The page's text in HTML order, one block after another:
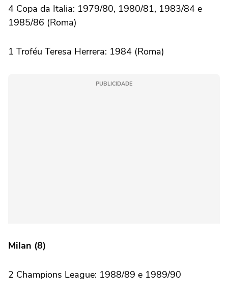
4 Copa da Italia: 1979/80, 1980/81, 1983/84 e
1985/86 (Roma)
1 Troféu Teresa Herrera: 1984 (Roma)
PUBLICIDADE
Milan (8)
2 Champions League: 1988/89 e 1989/90